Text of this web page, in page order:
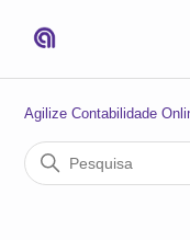
Agilize Contabilidade